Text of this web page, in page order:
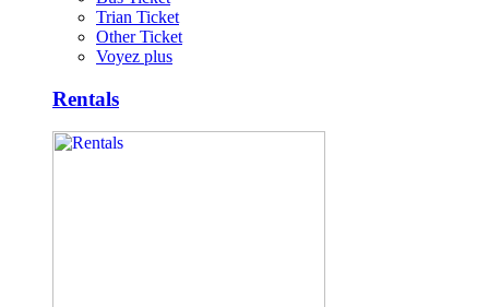
Trian Ticket
Other Ticket
Voyez plus
Rentals